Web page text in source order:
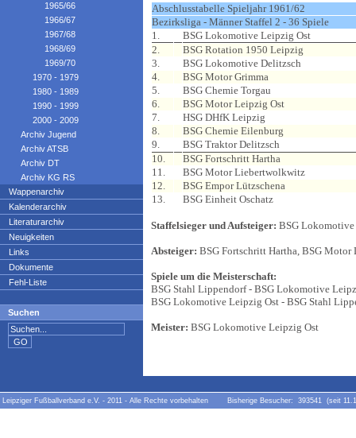
1965/66
1966/67
1967/68
1968/69
1969/70
1970 - 1979
1980 - 1989
1990 - 1999
2000 - 2009
Archiv Jugend
Archiv ATSB
Archiv DT
Archiv KG RS
Wappenarchiv
Kalenderarchiv
Literaturarchiv
Neuigkeiten
Links
Dokumente
Fehl-Liste
Suchen
Abschlusstabelle Spieljahr 1961/62
Bezirksliga - Männer Staffel 2 - 36 Spiele
1.
BSG Lokomotive Leipzig Ost
2.
BSG Rotation 1950 Leipzig
3.
BSG Lokomotive Delitzsch
4.
BSG Motor Grimma
5.
BSG Chemie Torgau
6.
BSG Motor Leipzig Ost
7.
HSG DHfK Leipzig
8.
BSG Chemie Eilenburg
9.
BSG Traktor Delitzsch
10.
BSG Fortschritt Hartha
11.
BSG Motor Liebertwolkwitz
12.
BSG Empor Lützschena
13.
BSG Einheit Oschatz
Staffelsieger und Aufsteiger: BSG
Absteiger: BSG Fortschritt Hartha, BSG
Spiele um die Meisterschaft:
BSG Stahl Lippendorf - BSG Lokomotive
BSG Lokomotive Leipzig Ost - BSG Stahl
Meister: BSG Lokomotive Leipzig Ost
Leipziger Fußballverband e.V. - 2011 - Alle Rechte vorbehalten Bisherige Besucher: 393541 (seit